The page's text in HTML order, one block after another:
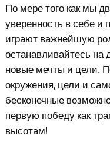
По мере того как мы
уверенность в себе
играют важнейшую
останавливайтесь на
новые мечты и цели.
окружения, цели и
бесконечные
первую победу как
высотам!